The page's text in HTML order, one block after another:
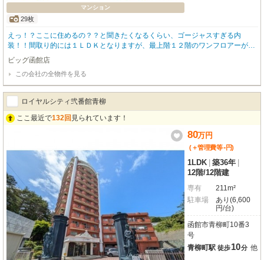
マンション
29枚
えっ！？ここに住めるの？？と聞きたくなるくらい、ゴージャスすぎる内
装！！間取り的には１ＬＤＫとなりますが、最上階１２階のワンフロアーがこ
の１部屋だけなので広すぎるくらいの室内✨映えるステンドグラス、景色を眺
めながらお酒を楽しめそうなバーカウンター、広いダイニングキッチン、オー
シャンビューのバルコニーなどお伝えしきれないほどの豪華さ🎀ぜひ、あなた
の目で直接見ていただくことをオススメします😆 物件のお問い合わせはビッ
グ函館店【０１３８－８３－６０８３】までお問い合わせください！
ビッグ函館店
この会社の全物件を見る
ロイヤルシティ弐番館青柳
ここ最近で132回 見られています！
80万円
(＋管理費等-円)
1LDK 築36年
12階/12階建
専有
211m²
駐車場
あり(6,600
円/台)
函館市青柳町10番3
号
青柳町駅 徒歩10分 他